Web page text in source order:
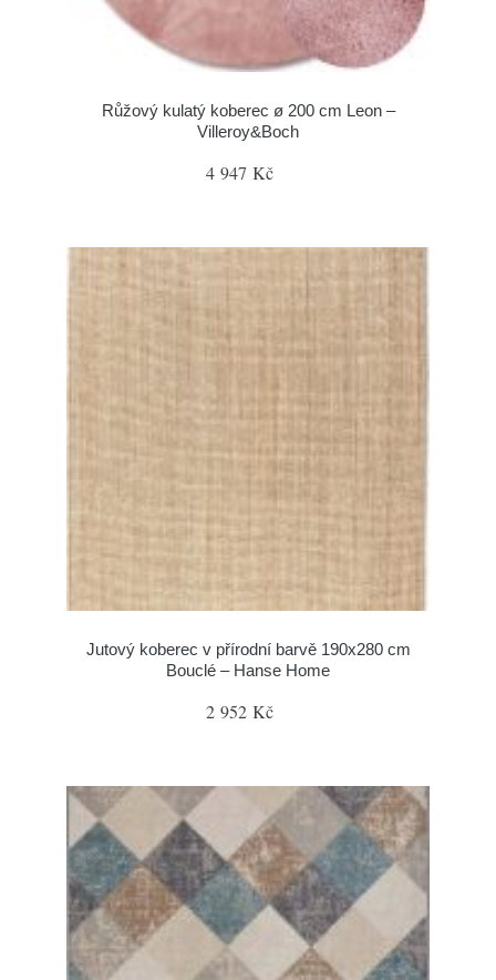
Růžový kulatý koberec ø 200 cm Leon –
Villeroy&Boch
4 947 Kč
Jutový koberec v přírodní barvě 190x280 cm
Bouclé – Hanse Home
2 952 Kč